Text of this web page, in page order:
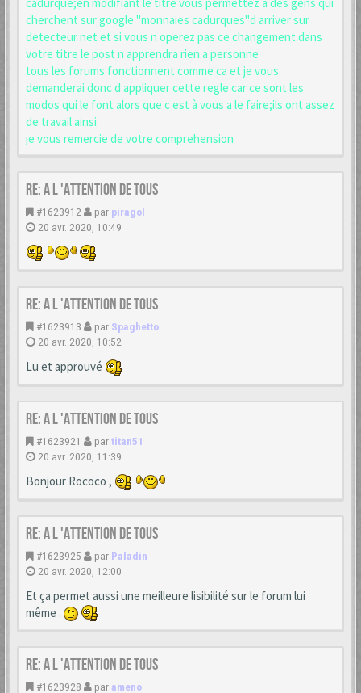
cherchent sur google "monnaies cadurques"d arriver sur
detecteur net et si vous n operez pas ce changement dans
votre titre le post n apprendra rien a personne
tous les forums fonctionnent comme ca et je vous
demanderai donc d appliquer cette regle car ce sont les
modos qui le font alors que c est à vous a le faire;ils ont assez
de travail ainsi
je vous remercie de votre comprehension
Re: A L 'ATTENTION DE TOUS
#1623912 par piragol
20 avr. 2020, 10:49
Re: A L 'ATTENTION DE TOUS
#1623913 par Spaghetto
20 avr. 2020, 10:52
Lu et approuvé
Re: A L 'ATTENTION DE TOUS
#1623921 partitan51
20 avr. 2020, 11:39
Bonjour Rococo ,
Re: A L 'ATTENTION DE TOUS
#1623925 par Paladin
20 avr. 2020, 12:00
Et ça permet aussi une meilleure lisibilité sur le forum lui
même .
Re: A L 'ATTENTION DE TOUS
#1623928 par ameno